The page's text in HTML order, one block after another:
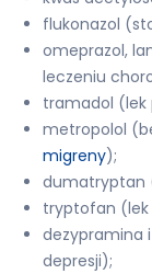
flukonazol
omeprazol,
leczeniu
tramadol (lek
metropolol
migreny);
dumatryptan
tryptofan (lek
dezypramina
depresji);